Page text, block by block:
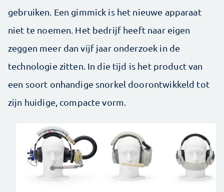
gebruiken. Een gimmick is het nieuwe apparaat
niet te noemen. Het bedrijf heeft naar eigen
zeggen meer dan vijf jaar onderzoek in de
technologie zitten. In die tijd is het product van
een soort onhandige snorkel doorontwikkeld tot
zijn huidige, compacte vorm.